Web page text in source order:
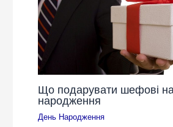
Що подарувати шефові
народження
День Народження